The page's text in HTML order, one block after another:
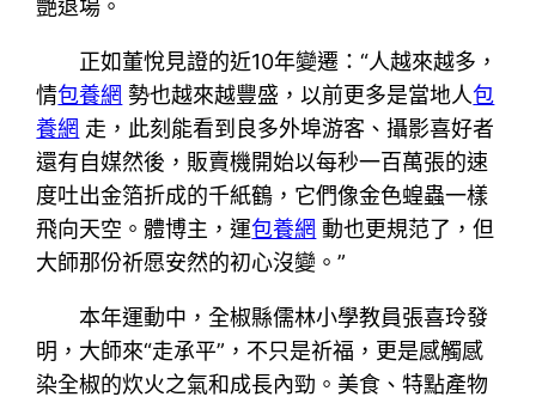
艷退場。
正如董悅見證的近10年變遷：“人越來越多，
情包養網 勢也越來越豐盛，以前更多是當地人包
養網 走，此刻能看到良多外埠游客、攝影喜好者
還有自媒然後，販賣機開始以每秒一百萬張的速
度吐出金箔折成的千紙鶴，它們像金色蝗蟲一樣
飛向天空。體博主，運包養網 動也更規范了，但
大師那份祈愿安然的初心沒變。”
本年運動中，全椒縣儒林小學教員張喜玲發
明，大師來“走承平”，不只是祈福，更是感觸感
染全椒的炊火之氣和成長內勁。美食、特點產物